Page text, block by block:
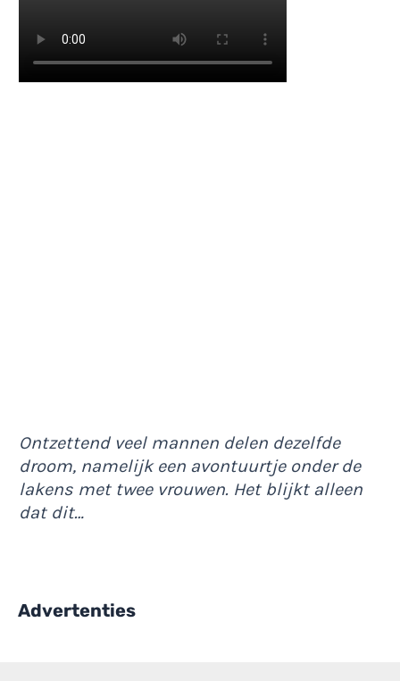
Ontzettend veel mannen delen dezelfde
droom, namelijk een avontuurtje onder de
lakens met twee vrouwen. Het blijkt alleen
dat dit…
Advertenties